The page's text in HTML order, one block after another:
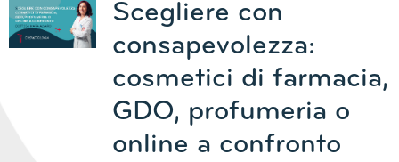
Scegliere con
consapevolezza:
cosmetici di farmacia,
GDO, profumeria o
online a confronto